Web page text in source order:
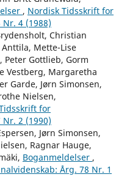
, Nordisk Tidsskrift for
4 (1988)
Christian
Mette-Lise
Peter Gottlieb, Gorm
Vestberg, Margaretha
Garde, Jørn Simonsen,
Nielsen,
for
2 (1990)
Jørn Simonsen,
Ragnar Hauge,
Boganmeldelser ,
Årg. 78 Nr. 1